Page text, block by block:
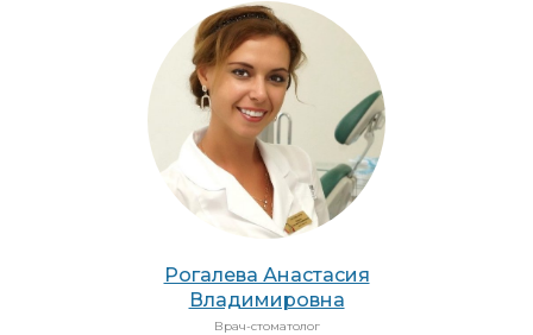
Рогалева Анастасия
Владимировна
Врач-стоматолог